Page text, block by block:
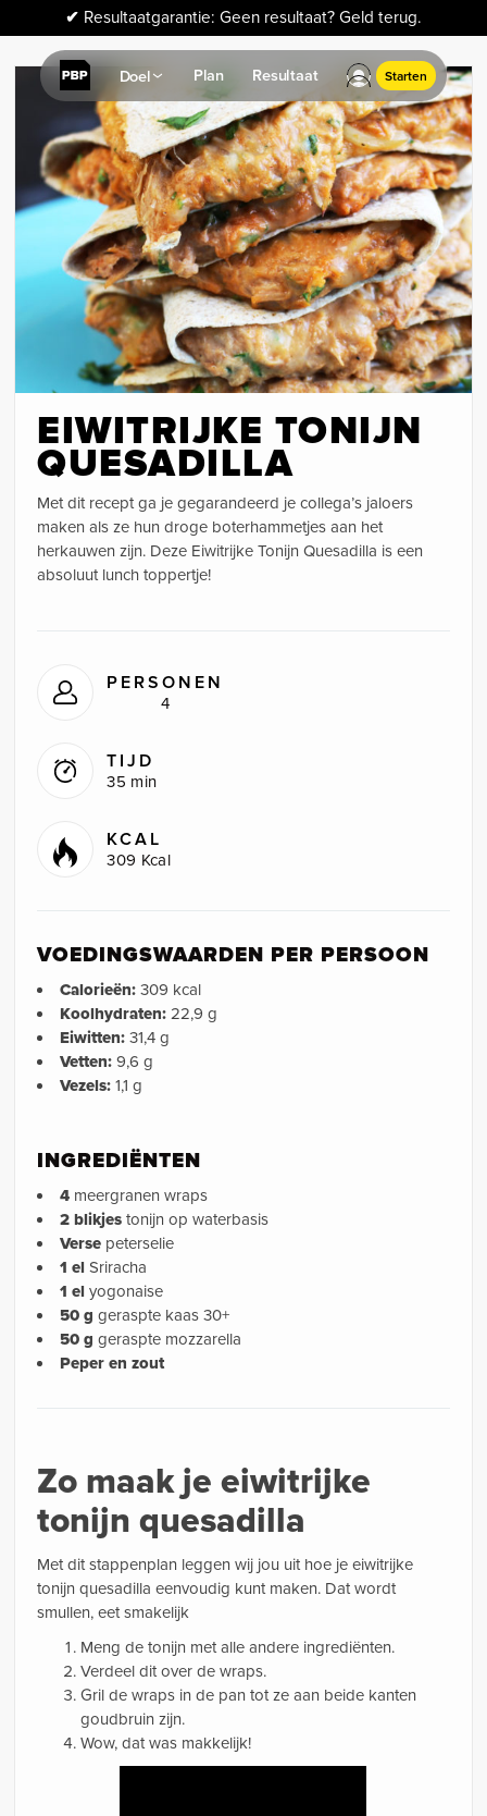
✔ Resultaatgarantie: Geen resultaat? Geld terug.
Doel Plan Resultaat Starten
EIWITRIJKE TONIJN
QUESADILLA
Met dit recept ga je gegarandeerd je collega’s jaloers
maken als ze hun droge boterhammetjes aan het
herkauwen zijn. Deze Eiwitrijke Tonijn Quesadilla is een
absoluut lunch toppertje!
PERSONEN
4
TIJD
35 min
KCAL
309 Kcal
VOEDINGSWAARDEN PER PERSOON
Calorieën: 309 kcal
Koolhydraten: 22,9 g
Eiwitten: 31,4 g
Vetten: 9,6 g
Vezels: 1,1 g
INGREDIËNTEN
4 meergranen wraps
2 blikjes tonijn op waterbasis
Verse peterselie
1 el Sriracha
1 el yogonaise
50 g geraspte kaas 30+
50 g geraspte mozzarella
Peper en zout
Zo maak je eiwitrijke
tonijn quesadilla
Met dit stappenplan leggen wij jou uit hoe je eiwitrijke
tonijn quesadilla eenvoudig kunt maken. Dat wordt
smullen, eet smakelijk
Meng de tonijn met alle andere ingrediënten.
Verdeel dit over de wraps.
Gril de wraps in de pan tot ze aan beide kanten
goudbruin zijn.
Wow, dat was makkelijk!